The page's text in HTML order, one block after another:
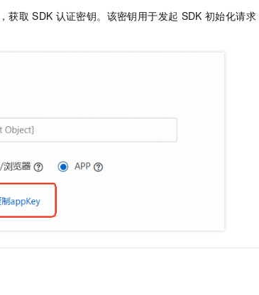
，获取 SDK 认证密钥。该密钥用于发起 SDK 初始化请